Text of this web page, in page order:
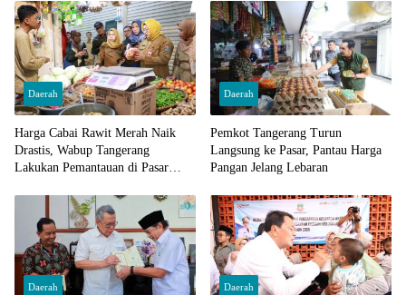
Daerah
Harga Cabai Rawit Merah Naik
Drastis, Wabup Tangerang
Lakukan Pemantauan di Pasar
Daerah
Pemkot Tangerang Turun
Langsung ke Pasar, Pantau Harga
Pangan Jelang Lebaran
Daerah Daerah